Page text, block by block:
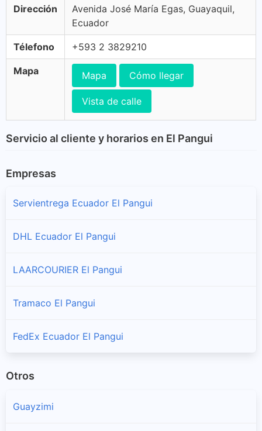
Dirección
Avenida José María Egas, Guayaquil,
Ecuador
Télefono +593 2 3829210
Mapa Mapa Cómo llegar
Vista de calle
Servicio al cliente y horarios en El Pangui
Empresas
Servientrega Ecuador El Pangui
DHL Ecuador El Pangui
LAARCOURIER El Pangui
Tramaco El Pangui
FedEx Ecuador El Pangui
Otros
Guayzimi